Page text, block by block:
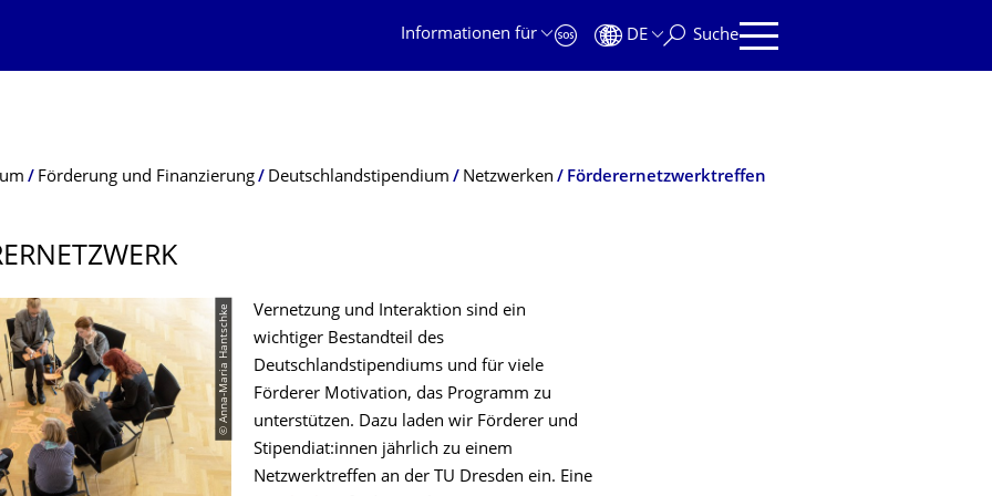
Informationen für
DE Suche
Förderung und Finanzierung Deutschlandstipendium Netzwerken Förderernetzwerktreffen
© Anna-Maria Hantschke
Vernetzung und Interaktion sind ein
wichtiger Bestandteil des
Deutschlandstipendiums und für viele
Förderer Motivation, das Programm zu
unterstützen. Dazu laden wir Förderer und
Stipendiat:innen jährlich zu einem
Netzwerktreffen an der TU Dresden ein. Eine